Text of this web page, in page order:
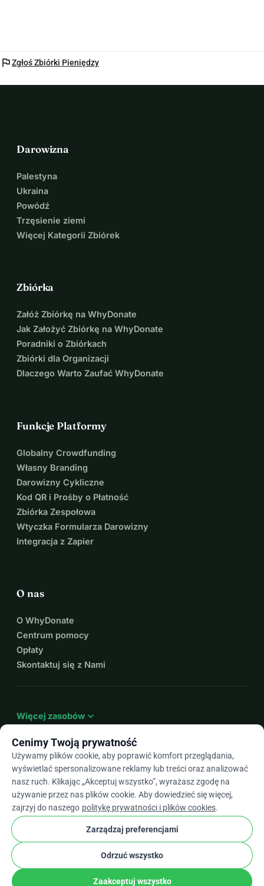
flagZgłoś Zbiórki Pieniędzy
Darowizna
Palestyna
Ukraina
Powódź
Trzęsienie ziemi
Więcej Kategorii Zbiórek
Zbiórka
Załóż Zbiórkę na WhyDonate
Jak Założyć Zbiórkę na WhyDonate
Poradniki o Zbiórkach
Zbiórki dla Organizacji
Dlaczego Warto Zaufać WhyDonate
Funkcje Platformy
Globalny Crowdfunding
Własny Branding
Darowizny Cykliczne
Kod QR i Prośby o Płatność
Zbiórka Zespołowa
Wtyczka Formularza Darowizny
Integracja z Zapier
O nas
O WhyDonate
Centrum pomocy
Opłaty
Skontaktuj się z Nami
Więcej zasobów expand_more
Plarrow_drop_down
★★★★★4,9 / 5 na podstawie ponad 500 opinii
WhyDonate
Prywatność i pliki cookie
Regulamin
Ustawienia Plików Cookie
Stworzone w Europie stripe checkZweryfikowany Partner
Cenimy Twoją prywatność
Używamy plików cookie, aby poprawić komfort przeglądania,
wyświetlać spersonalizowane reklamy lub treści oraz analizować
nasz ruch. Klikając „Akceptuj wszystko”, wyrażasz zgodę na
używanie przez nas plików cookie. Aby dowiedzieć się więcej,
zajrzyj do naszego politykę prywatności i plików cookies.
Zarządzaj preferencjami
Odrzuć wszystko
Zaakceptuj wszystko